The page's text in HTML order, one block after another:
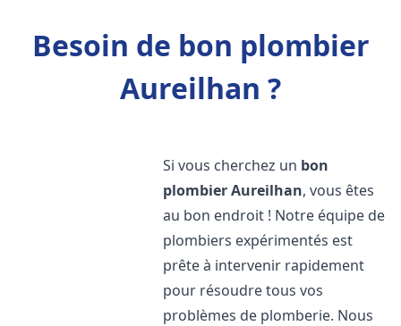
Besoin de bon plombier
Aureilhan ?
Si vous cherchez un bon
plombierAureilhan, vous êtes
au bon endroit ! Notre équipe de
plombiers expérimentés est
prête à intervenir rapidement
pour résoudre tous vos
problèmes de plomberie. Nous